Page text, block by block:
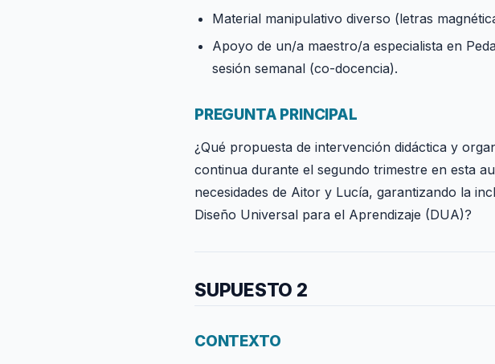
Material manipulativo diverso (letras
Apoyo de un/a maestro/a especialista en
sesión semanal (co-docencia).
PREGUNTA PRINCIPAL
¿Qué propuesta de intervención didáctica y
continua durante el segundo trimestre en esta
necesidades de Aitor y Lucía, garantizando la
Diseño Universal para el Aprendizaje (DUA)?
SUPUESTO 2
CONTEXTO